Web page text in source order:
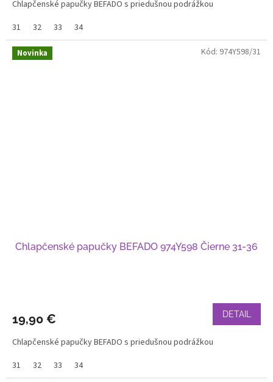
Chlapčenské papučky BEFADO s priedušnou podrážkou
31
32 33 34
Novinka
Chlapčenské papučky BEFADO 974Y598 Čierne 31-36
19,90 € DETAIL
Chlapčenské papučky BEFADO s priedušnou podrážkou
31
32 33 34
Kód: 974Y598/31